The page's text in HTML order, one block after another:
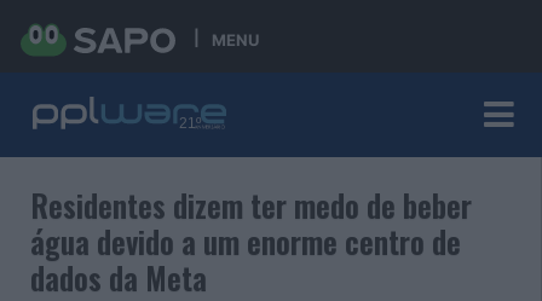
MENU
Residentes dizem ter medo de beber
água devido a um enorme centro de
dados da Meta